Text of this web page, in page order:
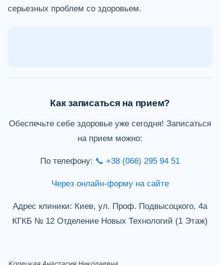
серьезных проблем со здоровьем.
Как записаться на прием?
Обеспечьте себе здоровье уже сегодня! Записаться
на прием можно:
По телефону: 📞 +38 (066) 295 94 51
Через онлайн-форму на сайте
Адрес клиники: Киев, ул. Проф. Подвысоцкого, 4а
КГКБ № 12 Отделение Новых Технологий (1 Этаж)